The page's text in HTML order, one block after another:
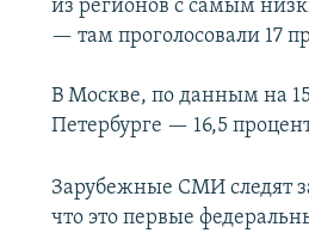
из регионов с самым
— там проголосовали 17
В Москве, по данным на
Петербурге — 16,5
Зарубежные СМИ следят
что это первые